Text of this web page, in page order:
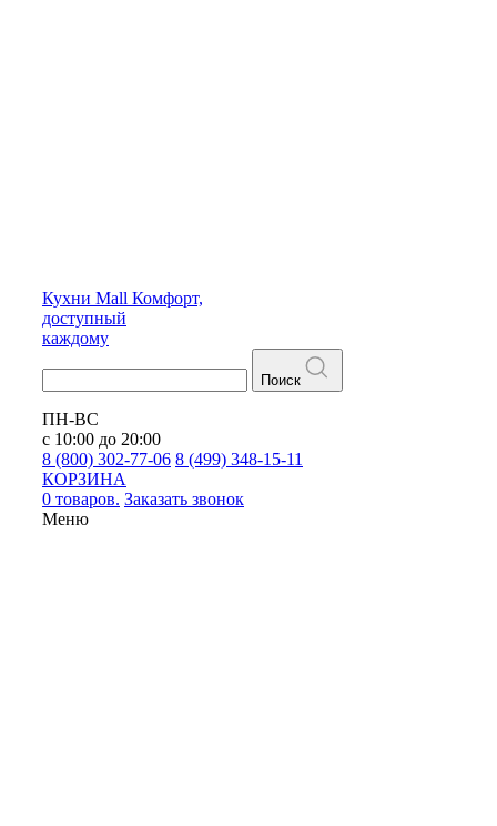
Кухни Mall Комфорт,
доступный
каждому
Поиск
ПН-ВС
с 10:00 до 20:00
8 (800) 302-77-06 8 (499) 348-15-11
КОРЗИНА
0 товаров. Заказать звонок
Меню